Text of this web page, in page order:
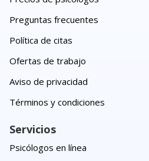
Preguntas frecuentes
Política de citas
Ofertas de trabajo
Aviso de privacidad
Términos y condiciones
Servicios
Psicólogos en línea